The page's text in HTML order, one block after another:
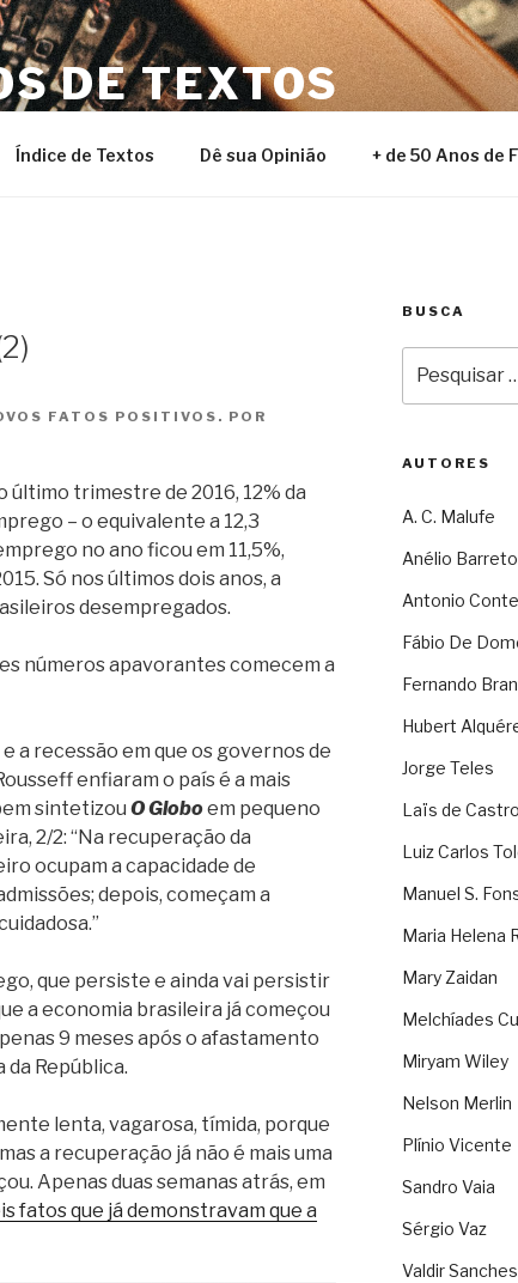
DE TEXTOS
Índice de Textos Dê sua Opinião + de 50 Anos de
FATOS POSITIVOS. POR
último trimestre de 2016, 12% da
– o equivalente a 12,3
no ano ficou em 11,5%,
Só nos últimos dois anos, a
desempregados.
números apavorantes comecem a
a recessão em que os governos de
enfiaram o país é a mais
sintetizou O Globoem pequeno
2/2: “Na recuperação da
ocupam a capacidade de
depois, começam a
que persiste e ainda vai persistir
a economia brasileira já começou
9 meses após o afastamento
da República.
lenta, vagarosa, tímida, porque
a recuperação já não é mais uma
Apenas duas semanas atrás, em
fatos que já demonstravam que a
BUSCA
por:
AUTORES
A. C. Malufe
Anélio Barreto
Antonio
Fábio De
Fernando
Hubert
Jorge Teles
Laïs de Castro
Luiz Carlos
Manuel S.
Maria Helena
Mary Zaidan
Melchíades
Miryam Wiley
Nelson Merlin
Plínio Vicente
Sandro Vaia
Sérgio Vaz
Valdir Sanches